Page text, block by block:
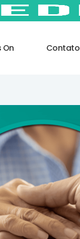
On Contato